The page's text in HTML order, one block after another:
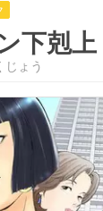
下剋上
じょう